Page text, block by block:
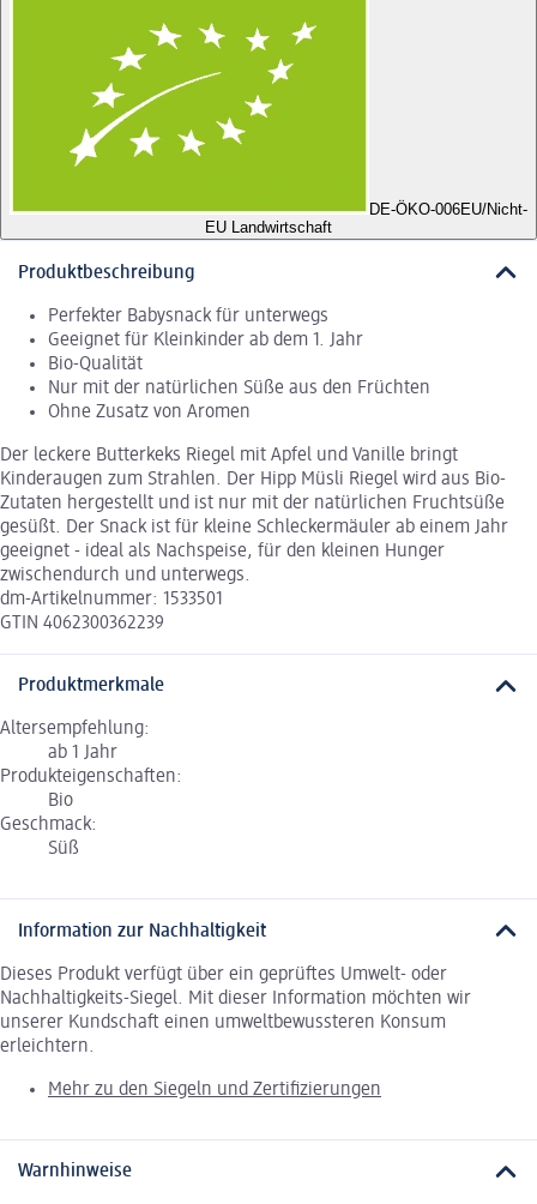
DE-ÖKO-006EU/Nicht-
EU Landwirtschaft
Produktbeschreibung
Perfekter Babysnack für unterwegs
Geeignet für Kleinkinder ab dem 1. Jahr
Bio-Qualität
Nur mit der natürlichen Süße aus den Früchten
Ohne Zusatz von Aromen
Der leckere Butterkeks Riegel mit Apfel und Vanille bringt
Kinderaugen zum Strahlen. Der Hipp Müsli Riegel wird aus Bio-
Zutaten hergestellt und ist nur mit der natürlichen Fruchtsüße
gesüßt. Der Snack ist für kleine Schleckermäuler ab einem Jahr
geeignet - ideal als Nachspeise, für den kleinen Hunger
zwischendurch und unterwegs.
dm-Artikelnummer: 1533501
GTIN 4062300362239
Produktmerkmale
Altersempfehlung:
ab 1 Jahr
Produkteigenschaften:
Bio
Geschmack:
Süß
Information zur Nachhaltigkeit
Dieses Produkt verfügt über ein geprüftes Umwelt- oder
Nachhaltigkeits-Siegel. Mit dieser Information möchten wir
unserer Kundschaft einen umweltbewussteren Konsum
erleichtern.
Mehr zu den Siegeln und Zertifizierungen
Warnhinweise